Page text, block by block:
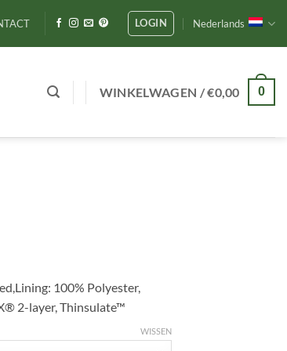
LOGIN Nederlands
WINKELWAGEN /€0,00 0
100% Polyester,
2-layer, Thinsulate™
WISSEN